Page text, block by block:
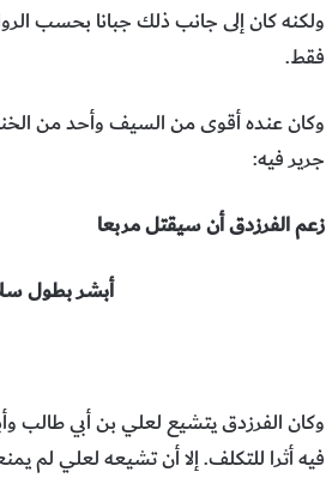
ولكنه كان إلى جانب ذلك جبانا بحسب
فقط.
وكان عنده أقوى من السيف وأحد من
جرير فيه:
زعم الفرزدق أن سيقتل مربعا
أبشر بطول سلامة
وكان الفرزدق يتشيع لعلي بن أبي طالب
فيه أثرا للتكلف. إلا أن تشيعه لعلي لم